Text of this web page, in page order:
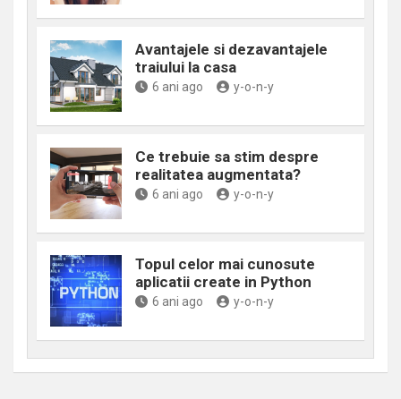
Avantajele si dezavantajele
traiului la casa
6 ani ago y-o-n-y
Ce trebuie sa stim despre
realitatea augmentata?
6 ani ago y-o-n-y
Topul celor mai cunosute
aplicatii create in Python
6 ani ago y-o-n-y